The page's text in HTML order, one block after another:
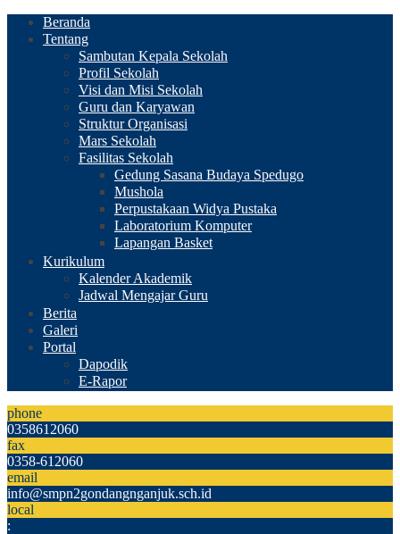
Beranda
Tentang
Sambutan Kepala Sekolah
Profil Sekolah
Visi dan Misi Sekolah
Guru dan Karyawan
Struktur Organisasi
Mars Sekolah
Fasilitas Sekolah
Gedung Sasana Budaya Spedugo
Mushola
Perpustakaan Widya Pustaka
Laboratorium Komputer
Lapangan Basket
Kurikulum
Kalender Akademik
Jadwal Mengajar Guru
Berita
Galeri
Portal
Dapodik
E-Rapor
phone
0358612060
fax
0358-612060
email
info@smpn2gondangnganjuk.sch.id
local
: